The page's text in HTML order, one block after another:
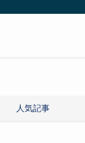
人気記事